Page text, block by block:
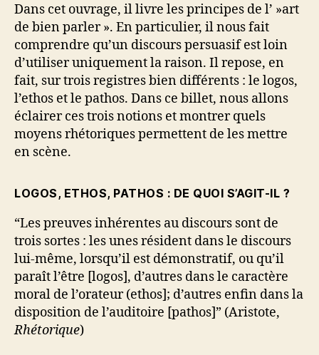
Dans cet ouvrage, il livre les principes de l’ »art
de bien parler ». En particulier, il nous fait
comprendre qu’un discours persuasif est loin
d’utiliser uniquement la raison. Il repose, en
fait, sur trois registres bien différents : le logos,
l’ethos et le pathos. Dans ce billet, nous allons
éclairer ces trois notions et montrer quels
moyens rhétoriques permettent de les mettre
en scène.
LOGOS, ETHOS, PATHOS : DE QUOI S’AGIT-IL ?
“Les preuves inhérentes au discours sont de
trois sortes : les unes résident dans le discours
lui-même, lorsqu’il est démonstratif, ou qu’il
paraît l’être [logos], d’autres dans le caractère
moral de l’orateur (ethos]; d’autres enfin dans la
disposition de l’auditoire [pathos]” (Aristote,
Rhétorique)